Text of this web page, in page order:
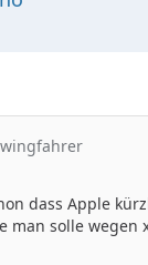
dass Apple
man solle wegen